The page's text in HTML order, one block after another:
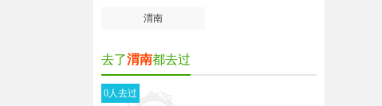
渭南
去了渭南都去过
0人去过